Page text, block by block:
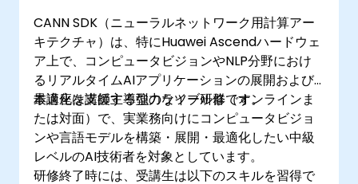
CANN SDK（ニューラルネットワーク用計算アー
キテクチャ）は、特にHuawei Ascendハードウェ
ア上で、コンピュータビジョンやNLP分野におけ
るリアルタイムAIアプリケーションの展開および
最適化を支援する強力なツール群です。
本講座は講師主導型のライブ研修（オンラインま
たは対面）で、実業務向けにコンピュータビジョ
ンや言語モデルを構築・展開・最適化したい中級
レベルのAI技術者を対象としています。
研修終了時には、受講生は以下のスキルを習得で